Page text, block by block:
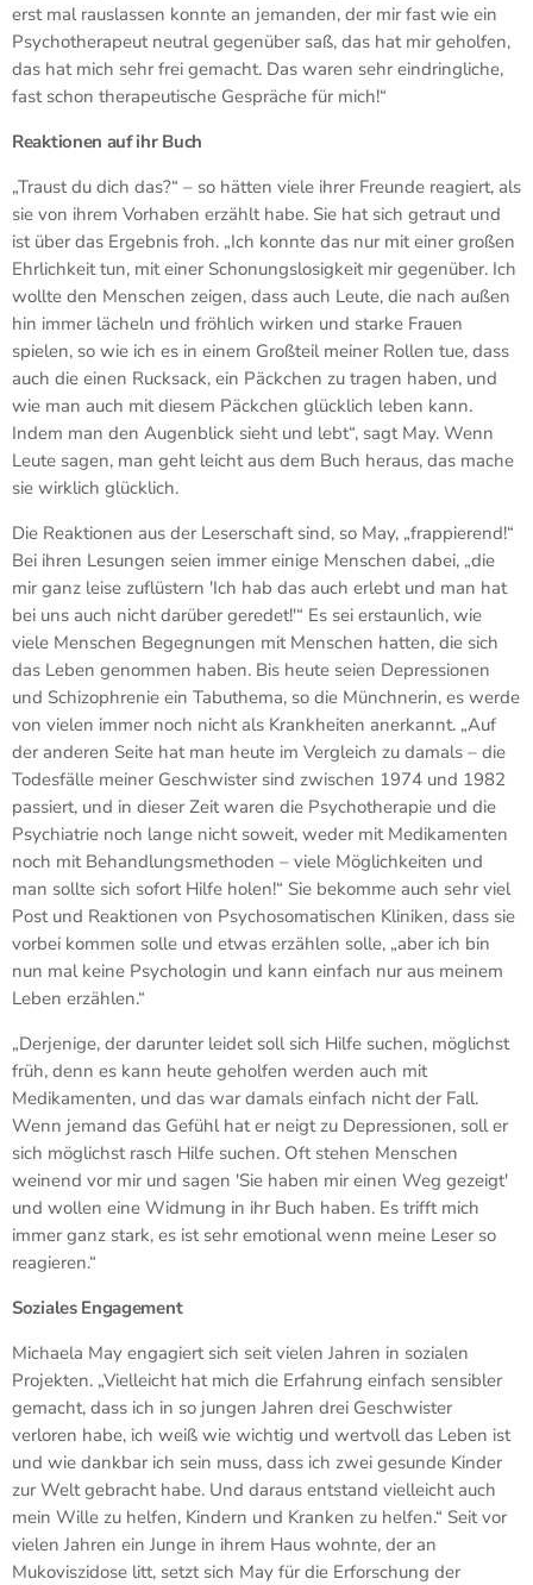
erst mal rauslassen konnte an jemanden, der mir fast wie ein
Psychotherapeut neutral gegenüber saß, das hat mir geholfen,
das hat mich sehr frei gemacht. Das waren sehr eindringliche,
fast schon therapeutische Gespräche für mich!“
Reaktionen auf ihr Buch
„Traust du dich das?“ – so hätten viele ihrer Freunde reagiert, als
sie von ihrem Vorhaben erzählt habe. Sie hat sich getraut und
ist über das Ergebnis froh. „Ich konnte das nur mit einer großen
Ehrlichkeit tun, mit einer Schonungslosigkeit mir gegenüber. Ich
wollte den Menschen zeigen, dass auch Leute, die nach außen
hin immer lächeln und fröhlich wirken und starke Frauen
spielen, so wie ich es in einem Großteil meiner Rollen tue, dass
auch die einen Rucksack, ein Päckchen zu tragen haben, und
wie man auch mit diesem Päckchen glücklich leben kann.
Indem man den Augenblick sieht und lebt“, sagt May. Wenn
Leute sagen, man geht leicht aus dem Buch heraus, das mache
sie wirklich glücklich.
Die Reaktionen aus der Leserschaft sind, so May, „frappierend!“
Bei ihren Lesungen seien immer einige Menschen dabei, „die
mir ganz leise zuflüstern 'Ich hab das auch erlebt und man hat
bei uns auch nicht darüber geredet!'“ Es sei erstaunlich, wie
viele Menschen Begegnungen mit Menschen hatten, die sich
das Leben genommen haben. Bis heute seien Depressionen
und Schizophrenie ein Tabuthema, so die Münchnerin, es werde
von vielen immer noch nicht als Krankheiten anerkannt. „Auf
der anderen Seite hat man heute im Vergleich zu damals – die
Todesfälle meiner Geschwister sind zwischen 1974 und 1982
passiert, und in dieser Zeit waren die Psychotherapie und die
Psychiatrie noch lange nicht soweit, weder mit Medikamenten
noch mit Behandlungsmethoden – viele Möglichkeiten und
man sollte sich sofort Hilfe holen!“ Sie bekomme auch sehr viel
Post und Reaktionen von Psychosomatischen Kliniken, dass sie
vorbei kommen solle und etwas erzählen solle, „aber ich bin
nun mal keine Psychologin und kann einfach nur aus meinem
Leben erzählen.“
„Derjenige, der darunter leidet soll sich Hilfe suchen, möglichst
früh, denn es kann heute geholfen werden auch mit
Medikamenten, und das war damals einfach nicht der Fall.
Wenn jemand das Gefühl hat er neigt zu Depressionen, soll er
sich möglichst rasch Hilfe suchen. Oft stehen Menschen
weinend vor mir und sagen 'Sie haben mir einen Weg gezeigt'
und wollen eine Widmung in ihr Buch haben. Es trifft mich
immer ganz stark, es ist sehr emotional wenn meine Leser so
reagieren.“
Soziales Engagement
Michaela May engagiert sich seit vielen Jahren in sozialen
Projekten. „Vielleicht hat mich die Erfahrung einfach sensibler
gemacht, dass ich in so jungen Jahren drei Geschwister
verloren habe, ich weiß wie wichtig und wertvoll das Leben ist
und wie dankbar ich sein muss, dass ich zwei gesunde Kinder
zur Welt gebracht habe. Und daraus entstand vielleicht auch
mein Wille zu helfen, Kindern und Kranken zu helfen.“ Seit vor
vielen Jahren ein Junge in ihrem Haus wohnte, der an
Mukoviszidose litt, setzt sich May für die Erforschung der